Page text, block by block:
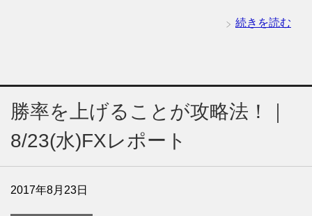
続きを読む
勝率を上げることが攻略法！｜
8/23(水)FXレポート
2017年8月23日